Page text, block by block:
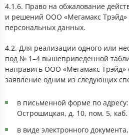
4.1.6. Право на обжалование
и решений ООО «Мегамакс Трэйд»
персональных данных.
4.2. Для реализации одного или
под № 1–4 вышеприведенной
направить ООО «Мегамакс Трэйд»
заявление одним из следующих
в письменной форме по
Острошицкая, д. 10, пом. 5, каб.
в виде электронного